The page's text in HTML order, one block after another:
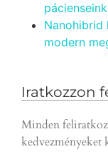
Nanohibrid
modern
Iratkozzon
Minden